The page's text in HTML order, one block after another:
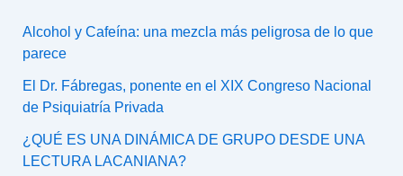
Alcohol y Cafeína: una mezcla más peligrosa de lo que
parece
El Dr. Fábregas, ponente en el XIX Congreso Nacional
de Psiquiatría Privada
¿QUÉ ES UNA DINÁMICA DE GRUPO DESDE UNA
LECTURA LACANIANA?